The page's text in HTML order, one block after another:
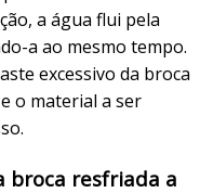
a água flui pela
a ao mesmo tempo.
excessivo da broca
o material a ser
broca resfriada a